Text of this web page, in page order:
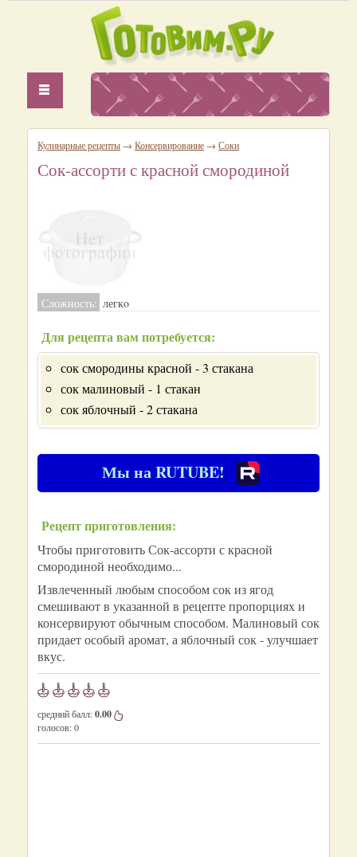
Кулинарные рецепты → Консервирование → Соки
Сок-ассорти с красной смородиной
Сложность: легкo
Для рецепта вам потребуется:
сок смородины красной - 3 стакана
сок малиновый - 1 стакан
сок яблочный - 2 стакана
Мы на RUTUBE!
Рецепт приготовления:
Чтобы приготовить Сок-ассорти с красной
смородиной необходимо...
Извлеченный любым способом сок из ягод
смешивают в указанной в рецепте пропорциях и
консервируют обычным способом. Малиновый сок
придает особый аромат, а яблочный сок - улучшает
вкус.
средний балл:0.00
голосов:0